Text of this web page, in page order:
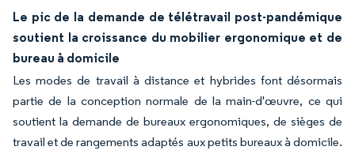
Le pic de la demande de télétravail post-pandémique
soutient la croissance du mobilier ergonomique et de
bureau à domicile
Les modes de travail à distance et hybrides font désormais
partie de la conception normale de la main-d'œuvre, ce qui
soutient la demande de bureaux ergonomiques, de sièges de
travail et de rangements adaptés aux petits bureaux à domicile.